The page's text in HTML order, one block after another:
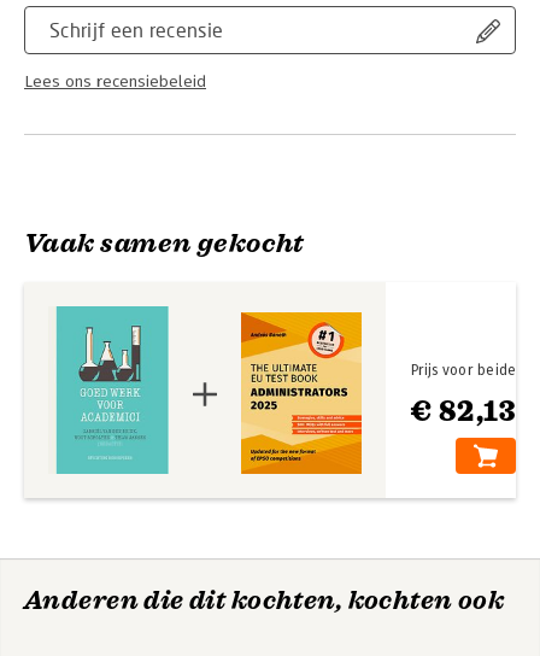
Schrijf een recensie
Lees ons recensiebeleid
Vaak samen gekocht
€ 82,13
Prijs voor beide
Anderen die dit kochten, kochten ook